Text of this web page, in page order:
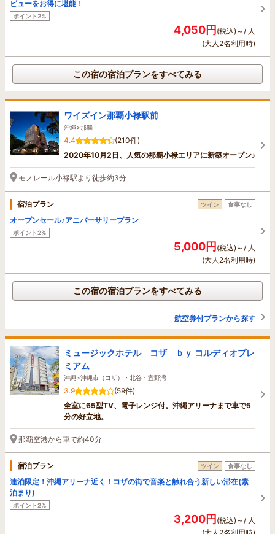
ビューをお得に堪能！
ポイント2%
4,050円(税込)～/ 人
(大人2名利用時)
この宿の宿泊プランをすべてみる
ワイズイン那覇小禄駅前
沖縄>那覇
4.4
(210件)
2020年10月2日、人気の那覇小禄エリアに新築オープン♪
モノレール小禄駅より徒歩約3分
宿泊プラン ツイン 食事なし
オープンセール♪アニバーサリープラン
ポイント2%
5,000円(税込)～/ 人
(大人2名利用時)
この宿の宿泊プランをすべてみる
航空券付プランから探す
ミュージックホテル コザ ｂｙ コルディオプレ
ミアム
沖縄>沖縄市（コザ）・北谷・宜野湾
3.9
(59件)
全室に65型TV、電子レンジ付。沖縄アリーナまで車で5
分の好立地。
那覇空港から車で約40分
宿泊プラン ツイン 食事なし
連泊限定！沖縄アリーナ近く！コザの街で音楽と触れ合う新しい滞在(素
泊まり)
ポイント2%
3,200円(税込)～/ 人